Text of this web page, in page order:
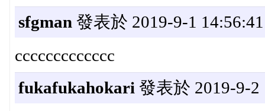
sfgman 發表於 2019-9-1 14:56:41
ccccccccccccc
fukafukahokari 發表於 2019-9-2